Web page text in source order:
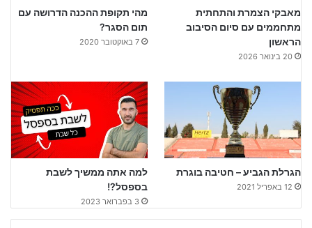
מאבקי הצמרת והתחתית
מתחממים עם סיום הסיבוב
הראשון
20 בינואר 2026
מהי תקופת ההכנה הדרושה עם
תום הסגר?
7 באוקטובר 2020
הגרלת הגביע – חטיבה בוגרת
12 באפריל 2021
למה אתה ממשיך לשבת
בספסל?!
3 בפברואר 2023